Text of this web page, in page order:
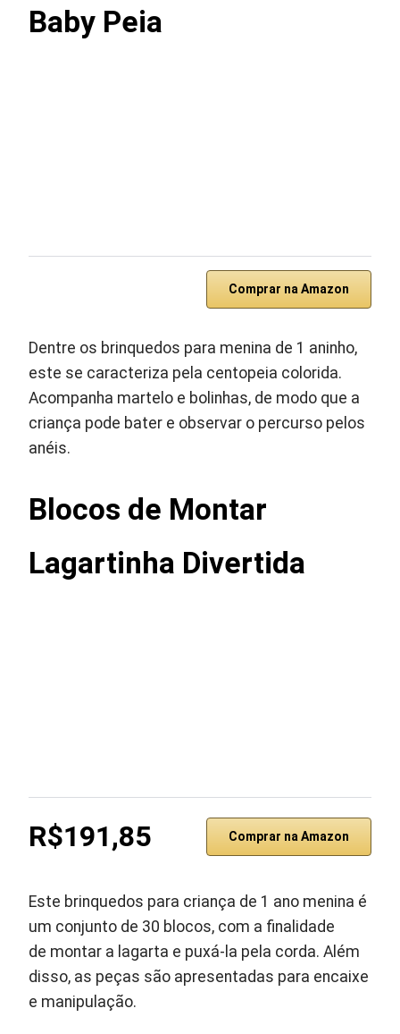
Baby Peia
Comprar na Amazon
Dentre os brinquedos para menina de 1 aninho,
este se caracteriza pela centopeia colorida.
Acompanha martelo e bolinhas, de modo que a
criança pode bater e observar o percurso pelos
anéis.
Blocos de Montar
Lagartinha Divertida
R$191,85 Comprar na Amazon
Este brinquedos para criança de 1 ano menina é
um conjunto de 30 blocos, com a finalidade
de montar a lagarta e puxá-la pela corda. Além
disso, as peças são apresentadas para encaixe
e manipulação.